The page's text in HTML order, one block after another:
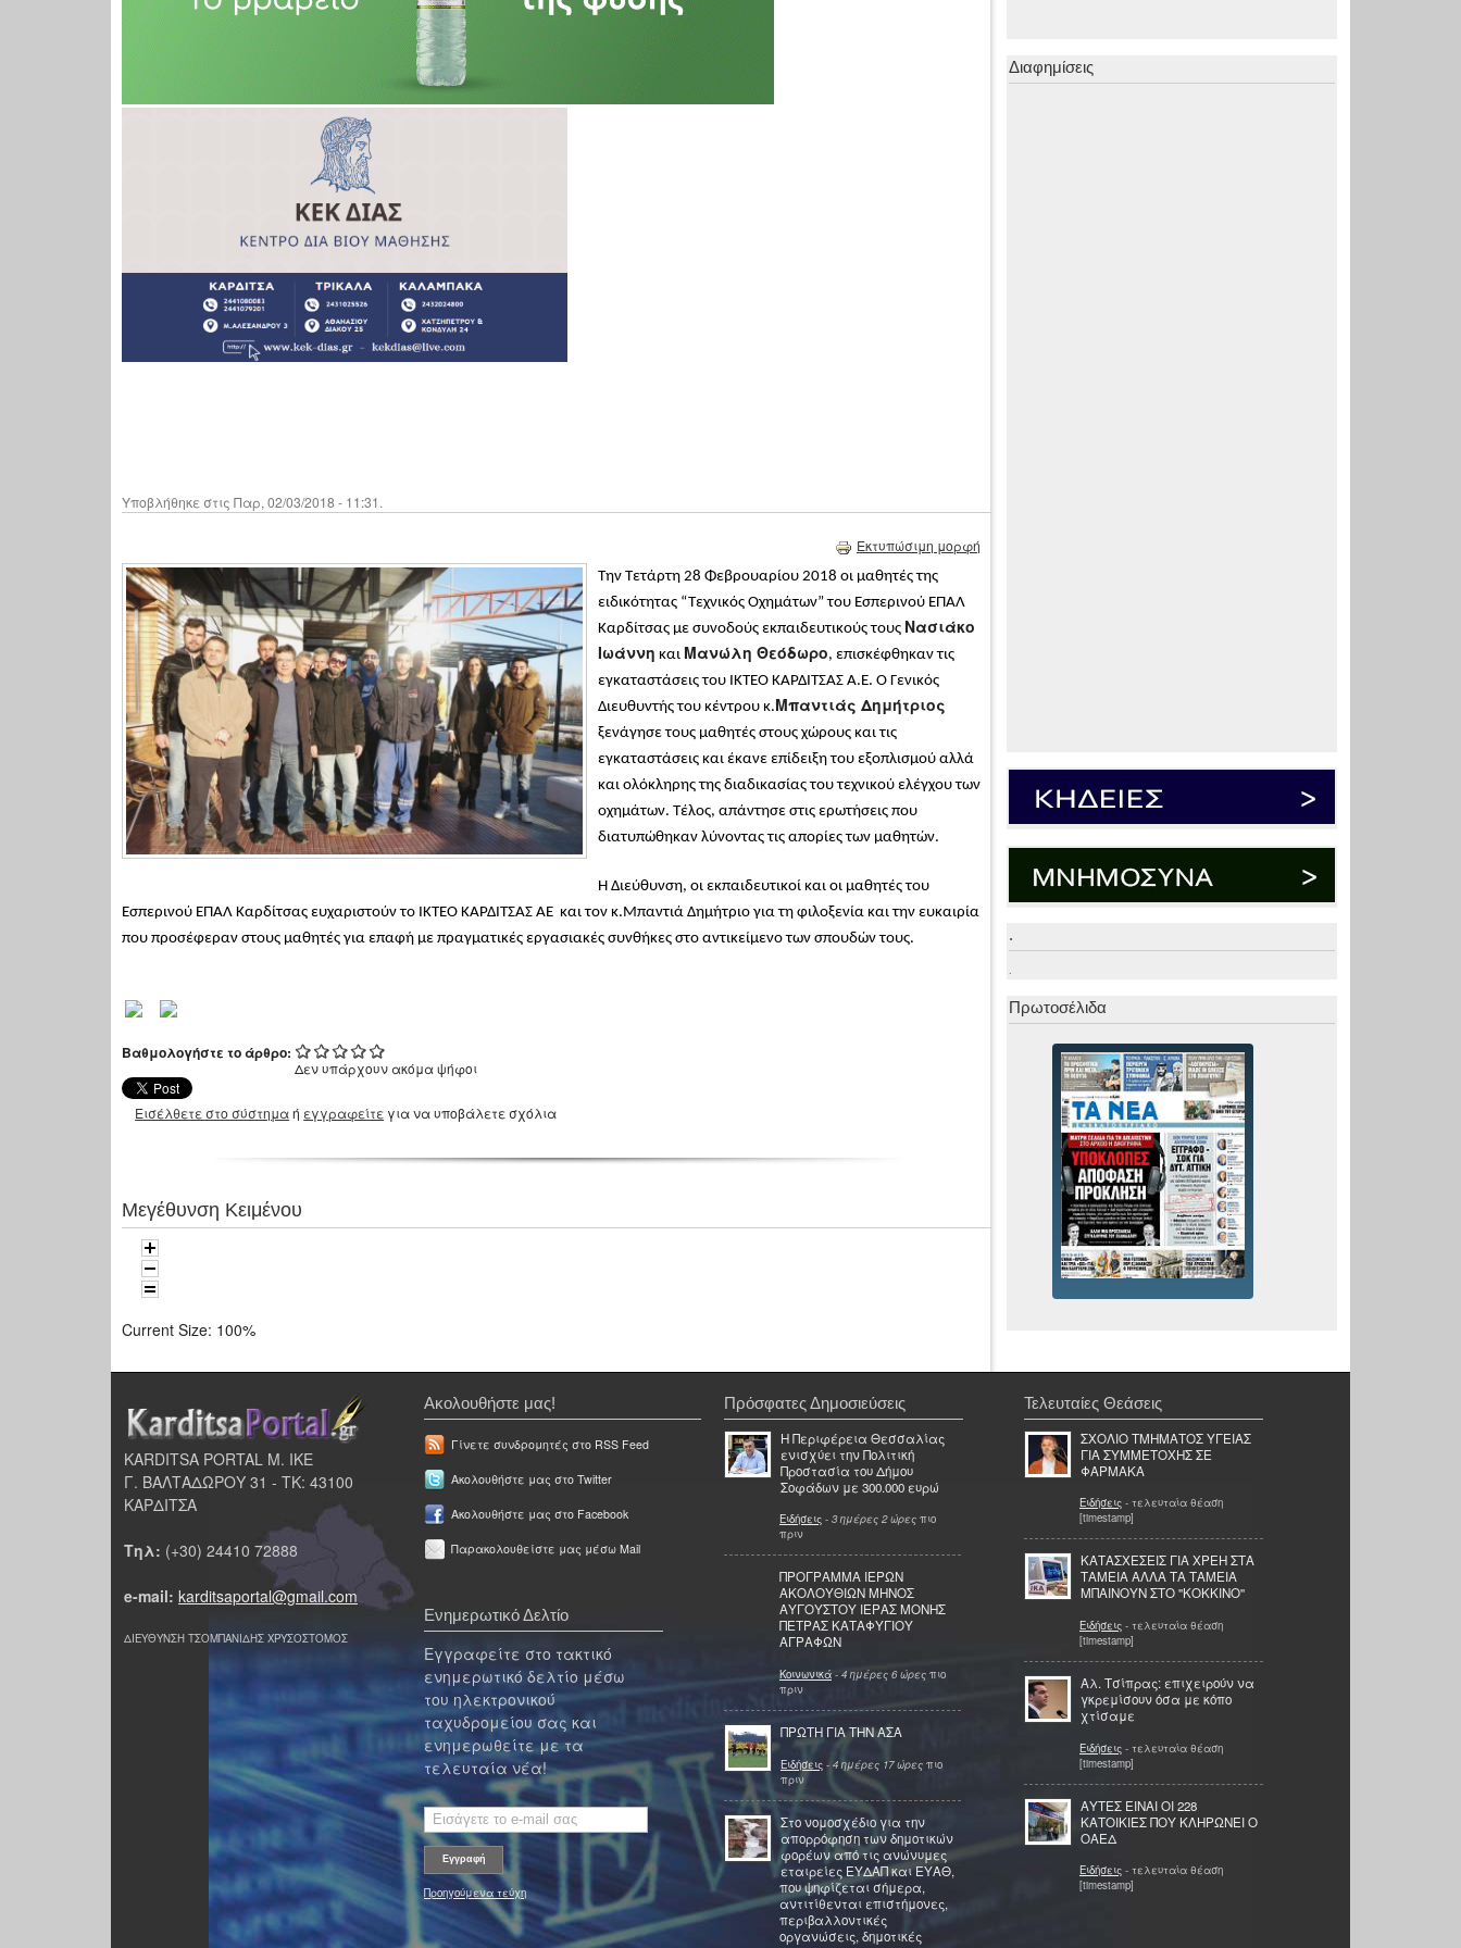
Υποβλήθηκε στις Παρ, 02/03/2018 - 11:31.
Εκτυπώσιμη μορφή
Την Τετάρτη 28 Φεβρουαρίου 2018 οι μαθητές της
ειδικότητας “Τεχνικός Οχημάτων” του Εσπερινού ΕΠΑΛ
Καρδίτσας με συνοδούς εκπαιδευτικούς τους Νασιάκο
Ιωάννη και Μανώλη Θεόδωρο, επισκέφθηκαν τις
εγκαταστάσεις του ΙΚΤΕΟ ΚΑΡΔΙΤΣΑΣ Α.Ε. Ο Γενικός
Διευθυντής του κέντρου κ.Μπαντιάς Δημήτριος
ξενάγησε τους μαθητές στους χώρους και τις
εγκαταστάσεις και έκανε επίδειξη του εξοπλισμού αλλά
και ολόκληρης της διαδικασίας του τεχνικού ελέγχου των
οχημάτων. Τέλος, απάντησε στις ερωτήσεις που
διατυπώθηκαν λύνοντας τις απορίες των μαθητών.
Η Διεύθυνση, οι εκπαιδευτικοί και οι μαθητές του
Εσπερινού ΕΠΑΛ Καρδίτσας ευχαριστούν το ΙΚΤΕΟ ΚΑΡΔΙΤΣΑΣ ΑΕ και τον κ.Μπαντιά Δημήτριο για τη φιλοξενία και την ευκαιρία
που προσέφεραν στους μαθητές για επαφή με πραγματικές εργασιακές συνθήκες στο αντικείμενο των σπουδών τους.
Βαθμολογήστε το άρθρο:
Δεν υπάρχουν ακόμα ψήφοι
Εισέλθετε στο σύστημαή εγγραφείτε για να υποβάλετε σχόλια
Μεγέθυνση Κειμένου
Current Size: 100%
Διαφημίσεις
.
.
Πρωτοσέλιδα
KARDITSA PORTAL Μ. ΙΚΕ
Γ. ΒΑΛΤΑΔΩΡΟΥ 31 - ΤΚ: 43100
ΚΑΡΔΙΤΣΑ
Τηλ: (+30) 24410 72888
e-mail: karditsaportal@gmail.com
ΔΙΕΥΘΥΝΣΗ ΤΣΟΜΠΑΝΙΔΗΣ ΧΡΥΣΟΣΤΟΜΟΣ
Ακολουθήστε μας!
Γίνετε συνδρομητές στο RSS Feed
Ακολουθήστε μας στο Twitter
Ακολουθήστε μας στο Facebook
Παρακολουθείστε μας μέσω Mail
Ενημερωτικό Δελτίο
Εγγραφείτε στο τακτικό
ενημερωτικό δελτίο μέσω
του ηλεκτρονικού
ταχυδρομείου σας και
ενημερωθείτε με τα
τελευταία νέα!
Προηγούμενα τεύχη
Πρόσφατες Δημοσιεύσεις
Η Περιφέρεια Θεσσαλίας
ενισχύει την Πολιτική
Προστασία του Δήμου
Σοφάδων με 300.000 ευρώ
Ειδήσεις - 3 ημέρες 2 ώρες πιο
πριν
ΠΡΟΓΡΑΜΜΑ ΙΕΡΩΝ
ΑΚΟΛΟΥΘΙΩΝ ΜΗΝΟΣ
ΑΥΓΟΥΣΤΟΥ ΙΕΡΑΣ ΜΟΝΗΣ
ΠΕΤΡΑΣ ΚΑΤΑΦΥΓΙΟΥ
ΑΓΡΑΦΩΝ
Κοινωνικά - 4 ημέρες 6 ώρες πιο
πριν
ΠΡΩΤΗ ΓΙΑ ΤΗΝ ΑΣΑ
Ειδήσεις - 4 ημέρες 17 ώρες πιο
πριν
Στο νομοσχέδιο για την
απορρόφηση των δημοτικών
φορέων από τις ανώνυμες
εταιρείες ΕΥΔΑΠ και ΕΥΑΘ,
που ψηφίζεται σήμερα,
αντιτίθενται επιστήμονες,
περιβαλλοντικές
οργανώσεις, δημοτικές
Τελευταίες Θεάσεις
ΣΧΟΛΙΟ ΤΜΗΜΑΤΟΣ ΥΓΕΙΑΣ
ΓΙΑ ΣΥΜΜΕΤΟΧΗΣ ΣΕ
ΦΑΡΜΑΚΑ
Ειδήσεις - τελευταία θέαση
[timestamp]
ΚΑΤΑΣΧΕΣΕΙΣ ΓΙΑ ΧΡΕΗ ΣΤΑ
ΤΑΜΕΙΑ ΑΛΛΑ ΤΑ ΤΑΜΕΙΑ
ΜΠΑΙΝΟΥΝ ΣΤΟ ''ΚΟΚΚΙΝΟ''
Ειδήσεις - τελευταία θέαση
[timestamp]
Αλ. Τσίπρας: επιχειρούν να
γκρεμίσουν όσα με κόπο
χτίσαμε
Ειδήσεις - τελευταία θέαση
[timestamp]
ΑΥΤΕΣ ΕΙΝΑΙ ΟΙ 228
ΚΑΤΟΙΚΙΕΣ ΠΟΥ ΚΛΗΡΩΝΕΙ Ο
ΟΑΕΔ
Ειδήσεις - τελευταία θέαση
[timestamp]